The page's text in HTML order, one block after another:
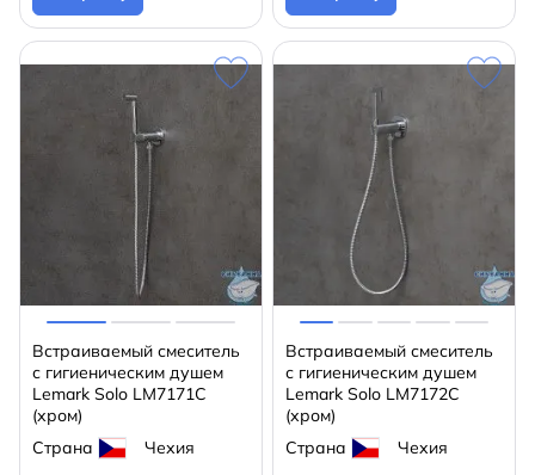
Встраиваемый смеситель
с гигиеническим душем
Lemark Solo LM7171C
(хром)
Страна
Чехия
Встраиваемый смеситель
с гигиеническим душем
Lemark Solo LM7172C
(хром)
Страна
Чехия